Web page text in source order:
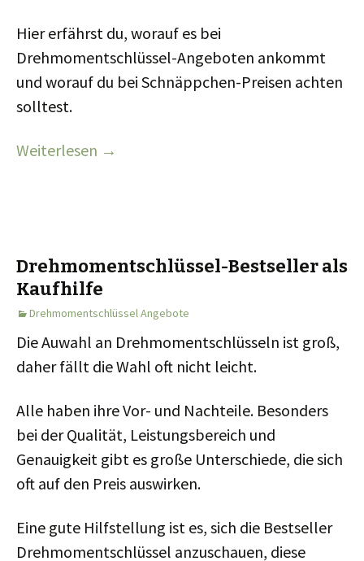
Hier erfährst du, worauf es bei
Drehmomentschlüssel-Angeboten ankommt
und worauf du bei Schnäppchen-Preisen achten
solltest.
Weiterlesen →
Drehmomentschlüssel-Bestseller als
Kaufhilfe
Drehmomentschlüssel Angebote
Die Auwahl an Drehmomentschlüsseln ist groß,
daher fällt die Wahl oft nicht leicht.
Alle haben ihre Vor- und Nachteile. Besonders
bei der Qualität, Leistungsbereich und
Genauigkeit gibt es große Unterschiede, die sich
oft auf den Preis auswirken.
Eine gute Hilfstellung ist es, sich die Bestseller
Drehmomentschlüssel anzuschauen, diese